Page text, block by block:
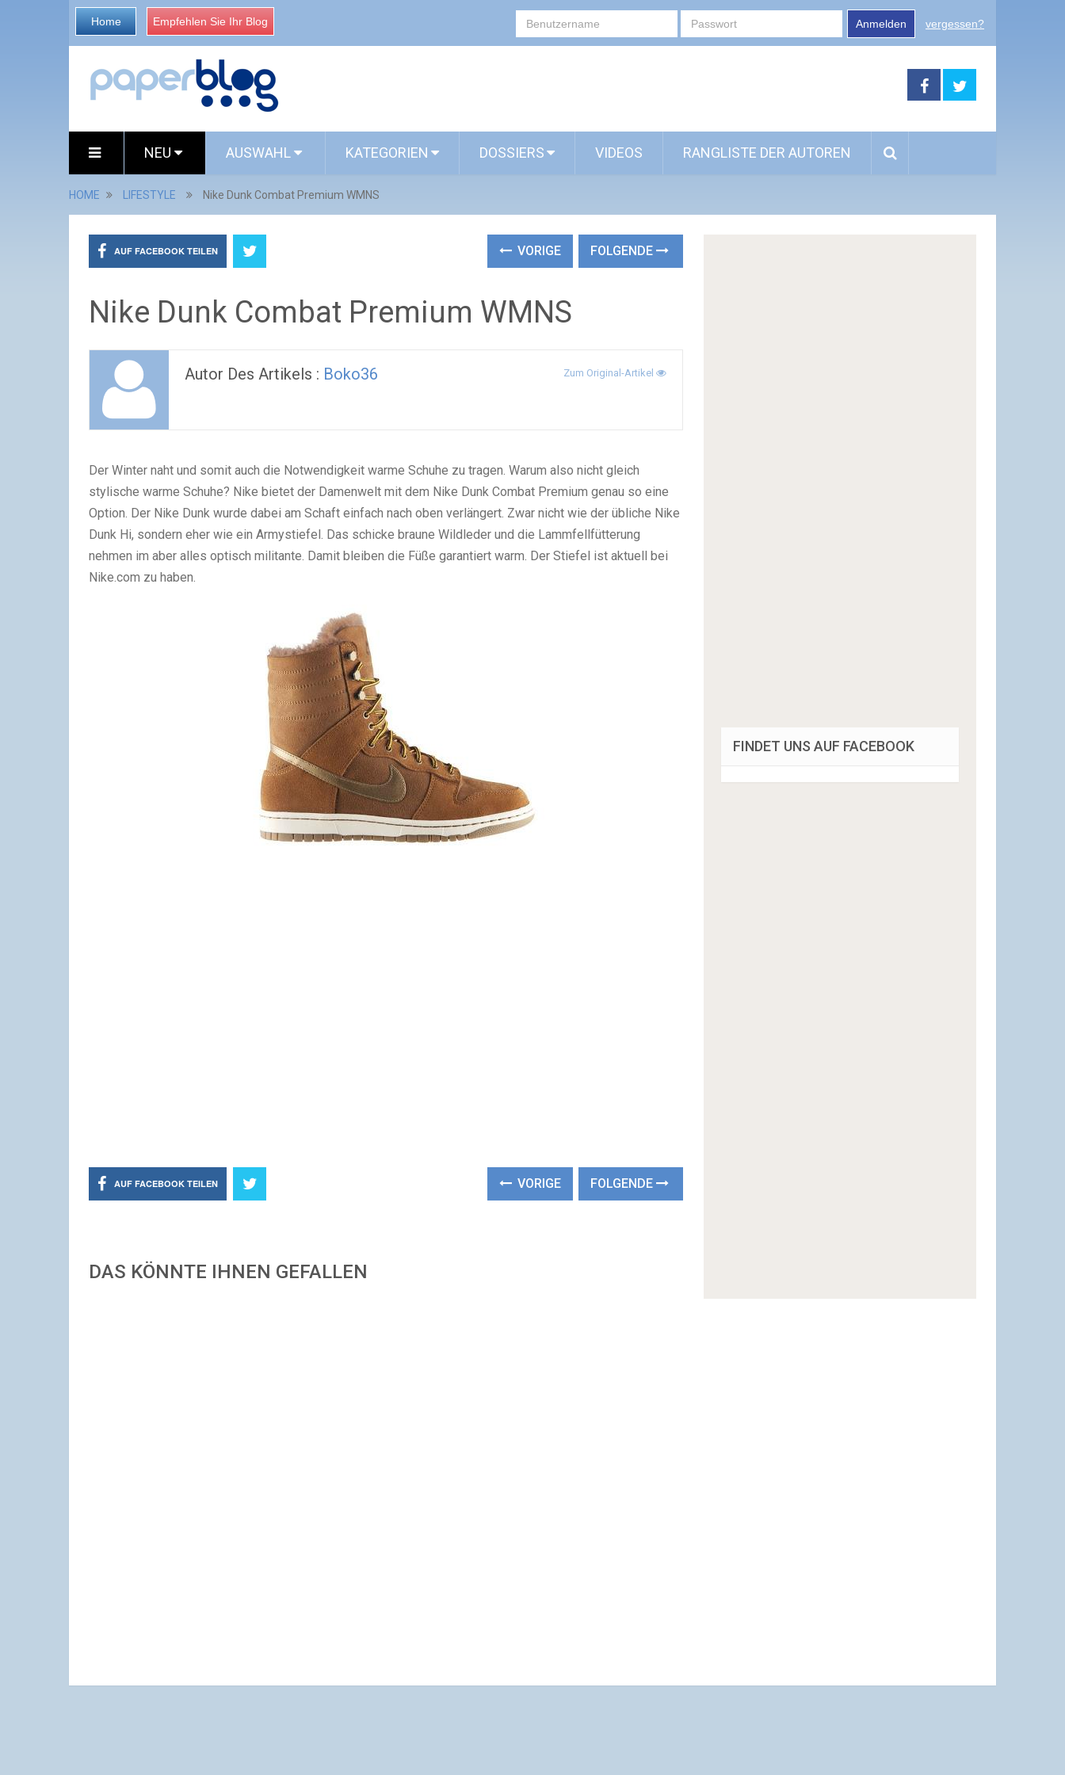
Home Empfehlen Sie Ihr Blog Anmelden vergessen?
NEU AUSWAHL KATEGORIEN DOSSIERS VIDEOS RANGLISTE DER AUTOREN
HOME LIFESTYLE Nike Dunk Combat Premium WMNS
AUF FACEBOOK TEILEN VORIGE FOLGENDE
Nike Dunk Combat Premium WMNS
Autor Des Artikels : Boko36 Zum Original-Artikel
Der Winter naht und somit auch die Notwendigkeit warme Schuhe zu tragen. Warum also nicht gleich
stylische warme Schuhe? Nike bietet der Damenwelt mit dem Nike Dunk Combat Premium genau so eine
Option. Der Nike Dunk wurde dabei am Schaft einfach nach oben verlängert. Zwar nicht wie der übliche Nike
Dunk Hi, sondern eher wie ein Armystiefel. Das schicke braune Wildleder und die Lammfellfütterung
nehmen im aber alles optisch militante. Damit bleiben die Füße garantiert warm. Der Stiefel ist aktuell bei
Nike.com zu haben.
AUF FACEBOOK TEILEN VORIGE FOLGENDE
DAS KÖNNTE IHNEN GEFALLEN
FINDET UNS AUF FACEBOOK